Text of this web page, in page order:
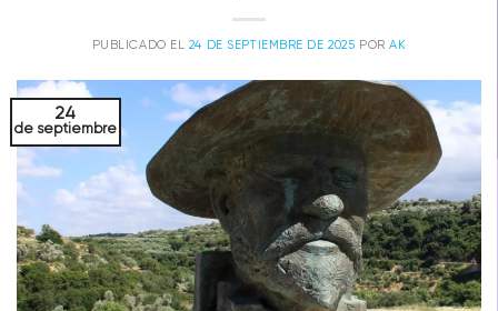
PUBLICADO EL 24 DE SEPTIEMBRE DE 2025 PORAK
24
de septiembre